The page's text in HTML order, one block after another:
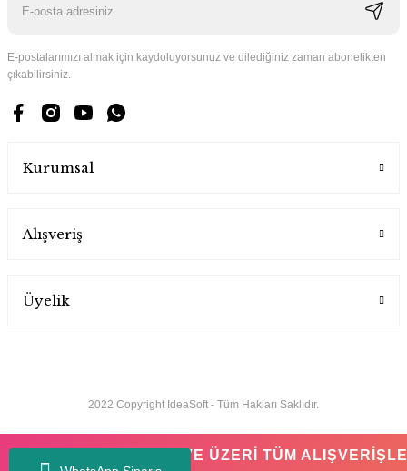
E-postalarımızı almak için kaydoluyorsunuz ve dilediğiniz zaman abonelikten
çıkabilirsiniz.
Kurumsal
Alışveriş
Üyelik
2022 Copyright IdeaSoft - Tüm Hakları Saklıdır.
750 TL VE ÜZERİ TÜM